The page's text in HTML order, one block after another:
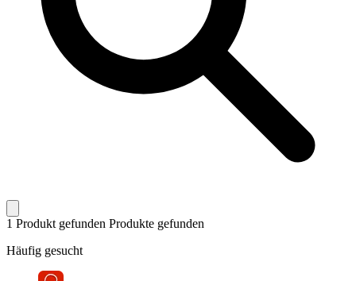
1 Produkt gefunden Produkte gefunden
Häufig gesucht